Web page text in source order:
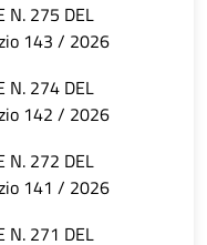
N. 275 DEL
143 / 2026
N. 274 DEL
142 / 2026
N. 272 DEL
141 / 2026
N. 271 DEL